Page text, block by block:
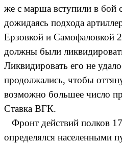
же с марша вступили в бой
дожидаясь подхода
Ерзовкой и Самофаловкой
должны были
Ликвидировать его не
продолжались, чтобы
возможно большее число
Ставка ВГК.
Фронт действий полков
определялся населенными